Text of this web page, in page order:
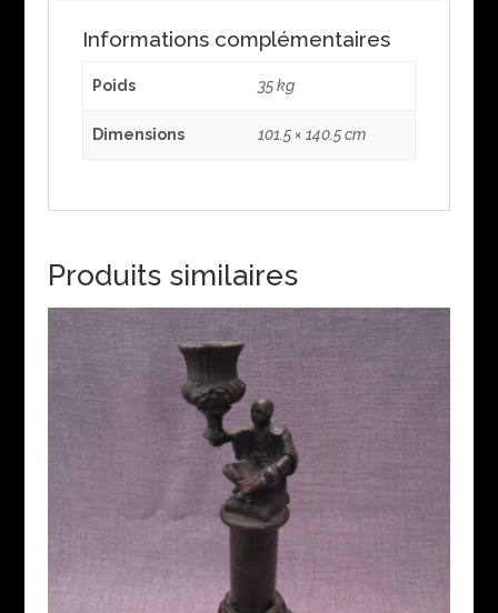
Informations complémentaires
Poids 35 kg
Dimensions 101.5 × 140.5 cm
Produits similaires